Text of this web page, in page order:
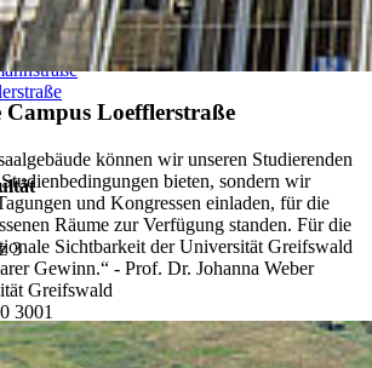
Campus Loefflerstraße
können wir unseren Studierenden
bieten, sondern wir
und Kongressen einladen, für die
Räume zur Verfügung standen. Für die
Sichtbarkeit der Universität Greifswald
Gewinn.“ - Prof. Dr. Johanna Weber
Greifswald
Beitz-Platz
3
3001
3002
.de